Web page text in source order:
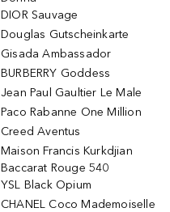
DIOR Sauvage
Douglas Gutscheinkarte
Gisada Ambassador
BURBERRY Goddess
Jean Paul Gaultier Le Male
Paco Rabanne One Million
Creed Aventus
Maison Francis Kurkdjian
Baccarat Rouge 540
YSL Black Opium
CHANEL Coco Mademoiselle